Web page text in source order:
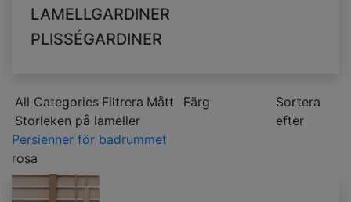
LAMELLGARDINER
PLISSÉGARDINER
All Categories Filtrera Mått
Färg
Storleken på lameller
Sortera
efter
Persienner för badrummet
rosa